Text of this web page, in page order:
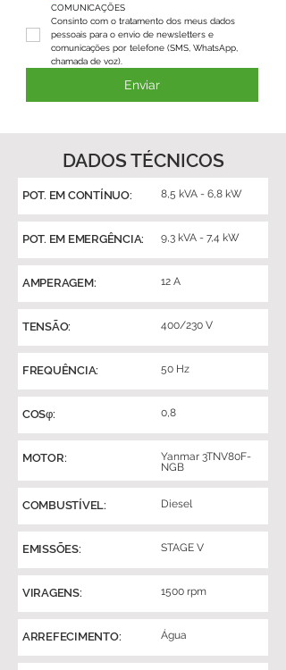
COMUNICAÇÕES
Consinto com o tratamento dos meus dados
pessoais para o envio de newsletters e
comunicações por telefone (SMS, WhatsApp,
chamada de voz).
Enviar
DADOS TÉCNICOS
POT. EM CONTÍNUO: 8,5 kVA - 6,8 kW
POT. EM EMERGÊNCIA: 9,3 kVA - 7,4 kW
AMPERAGEM: 12 A
TENSÃO: 400/230 V
FREQUÊNCIA: 50 Hz
COSφ: 0,8
MOTOR:
Yanmar 3TNV80F-
NGB
COMBUSTÍVEL: Diesel
EMISSÕES: STAGE V
VIRAGENS: 1500 rpm
ARREFECIMENTO: Água